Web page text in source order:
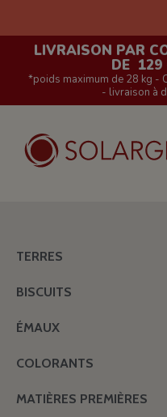
LIVRAISON PAR
DE 129
*poids maximum de 28 kg -
- livraison à
TERRES
BISCUITS
ÉMAUX
COLORANTS
MATIÈRES PREMIÈRES